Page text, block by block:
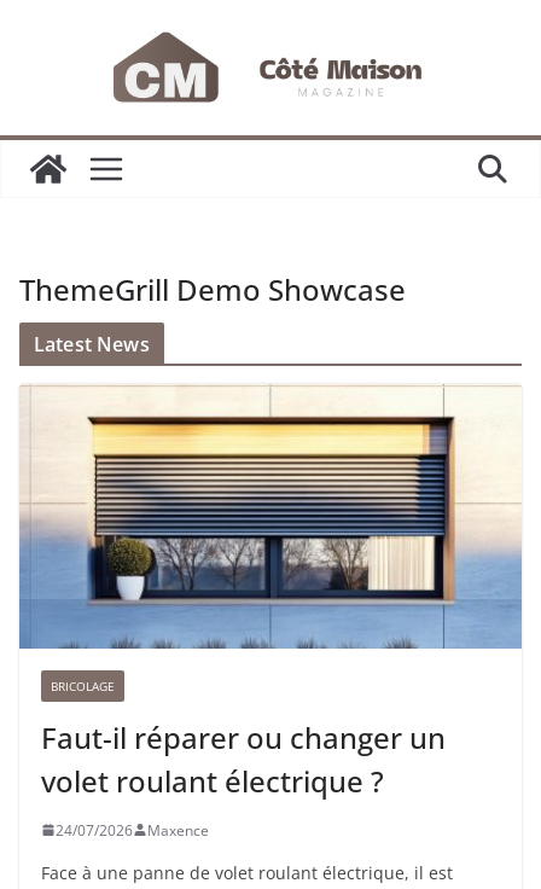
ThemeGrill Demo Showcase
Latest News
BRICOLAGE
Faut-il réparer ou changer un
volet roulant électrique ?
24/07/2026 Maxence
Face à une panne de volet roulant électrique, il est